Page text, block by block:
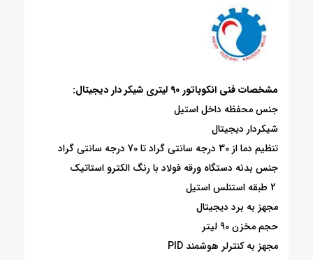
مشخصات فنی انکوباتور 90 لیتری شیکر دار دیجیتال:
جنس محفظه داخل استیل
شیکردار دیجیتال
تنظیم دما از 30 درجه سانتی گراد تا 70 درجه سانتی گراد
جنس بدنه دستگاه ورقه فولاد با رنگ الکترو استاتیک
طبقه استنلس استیل
مجهز به برد دیجیتال
حجم مخزن 90 لیتر
مجهز به کنترلر هوشمند PID